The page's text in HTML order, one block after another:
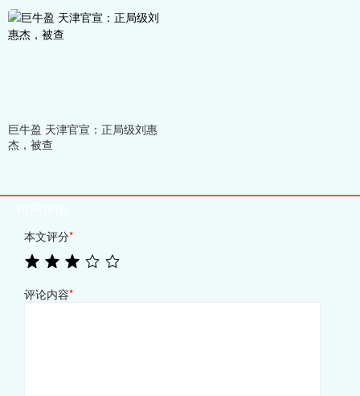
巨牛盈 天津官宣：正局级刘惠
杰，被查
本文评分*
评论内容*